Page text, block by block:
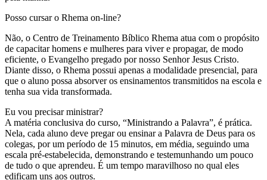
Posso cursar o Rhema on-line?
Não, o Centro de Treinamento Bíblico Rhema atua com o propósito
de capacitar homens e mulheres para viver e propagar, de modo
eficiente, o Evangelho pregado por nosso Senhor Jesus Cristo.
Diante disso, o Rhema possui apenas a modalidade presencial, para
que o aluno possa absorver os ensinamentos transmitidos na escola e
tenha sua vida transformada.
Eu vou precisar ministrar?
A matéria conclusiva do curso, “Ministrando a Palavra”, é prática.
Nela, cada aluno deve pregar ou ensinar a Palavra de Deus para os
colegas, por um período de 15 minutos, em média, seguindo uma
escala pré-estabelecida, demonstrando e testemunhando um pouco
de tudo o que aprendeu. É um tempo maravilhoso no qual eles
edificam uns aos outros.